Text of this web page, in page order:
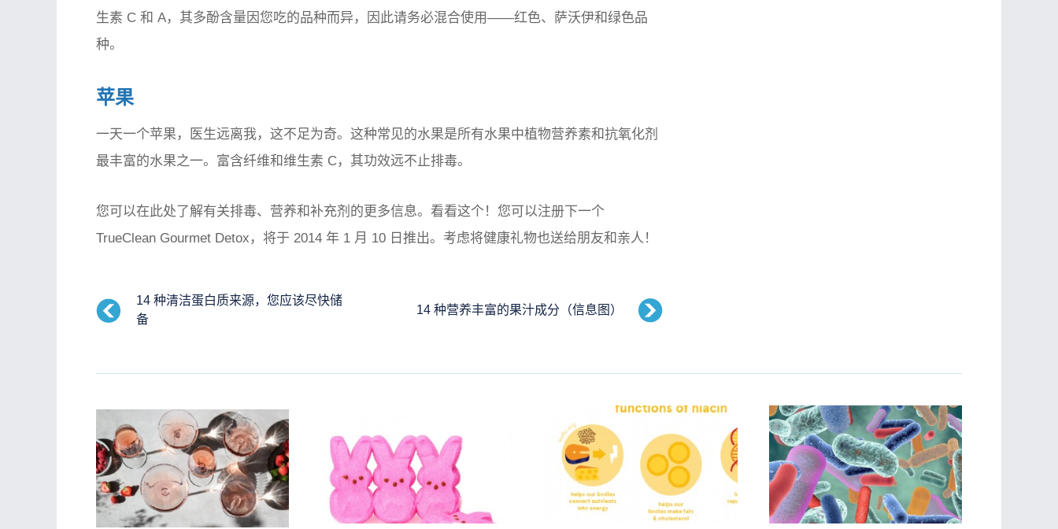
生素 C 和 A，其多酚含量因您吃的品种而异，因此请务必混合使用——红色、萨沃伊和绿色品
种。
苹果
一天一个苹果，医生远离我，这不足为奇。这种常见的水果是所有水果中植物营养素和抗氧化剂
最丰富的水果之一。富含纤维和维生素 C，其功效远不止排毒。
您可以在此处了解有关排毒、营养和补充剂的更多信息。看看这个！您可以注册下一个
TrueClean Gourmet Detox，将于 2014 年 1 月 10 日推出。考虑将健康礼物也送给朋友和亲人！
14 种清洁蛋白质来源，您应该尽快储
备
14 种营养丰富的果汁成分（信息图）